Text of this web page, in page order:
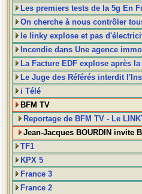
Les premiers tests de la 5g En
On cherche à nous contrôler
le linky explose et pas
Incendie dans Une agence
La Facture EDF explose après
Le Juge des Référés interdit
i Télé
BFM TV
Reportage de BFM TV - Le
Jean-Jacques BOURDIN invite
TF1
KPX 5
France 3
France 2